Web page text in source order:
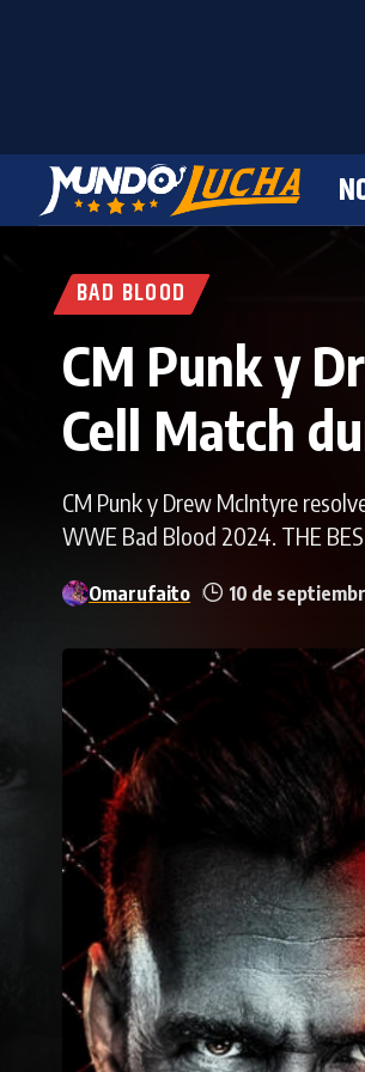
BAD BLOOD
CM Punk y
Cell Match
CM Punk y Drew McIntyre
WWE Bad Blood 2024. THE
Omarufaito 10 de